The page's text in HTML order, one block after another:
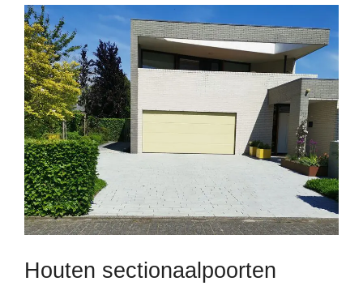
Houten sectionaalpoorten